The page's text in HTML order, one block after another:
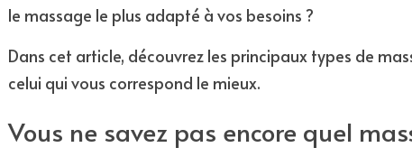
le massage le plus adapté à vos besoins ?
Dans cet article, découvrez les principaux types de
celui qui vous correspond le mieux.
Vous ne savez pas encore quel